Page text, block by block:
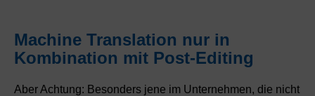
Machine Translation nur in
Kombination mit Post-Editing
Aber Achtung: Besonders jene im Unternehmen, die nicht